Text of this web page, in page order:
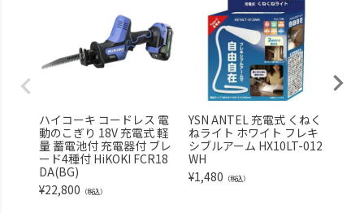
ハイコーキ コードレス 電
動のこぎり 18V 充電式 軽
量 蓄電池付 充電器付 ブレ
ード4種付 HiKOKI FCR18
DA(BG)
¥22,800 （税込）
YSN ANTEL 充電式 くねく
ねライト ホワイト フレキ
シブルアーム HX10LT-012
WH
¥1,480 （税込）